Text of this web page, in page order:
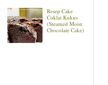
Resep Cake
Coklat Kukus
(Steamed Moist
Chocolate Cake)